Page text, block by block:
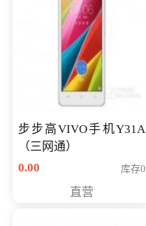
步步高VIVO手机Y31A
（三网通）
0.00
库存0
直营